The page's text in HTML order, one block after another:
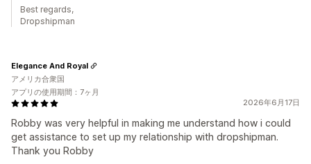
Best regards,
Dropshipman
2026年6月17日
Robby was very helpful in making me understand how i could
get assistance to set up my relationship with dropshipman.
Thank you Robby
Elegance And Royal
アメリカ合衆国
アプリの使用期間：7ヶ月